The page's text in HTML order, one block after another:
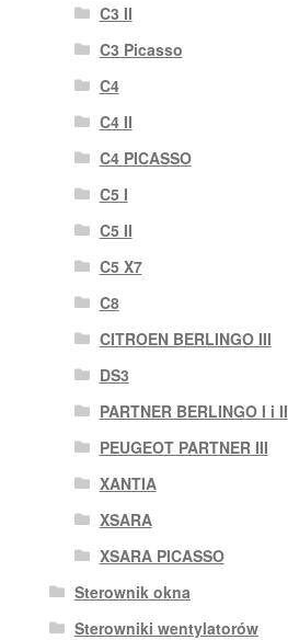
C3 II
C3 Picasso
C4
C4 II
C4 PICASSO
C5 I
C5 II
C5 X7
C8
CITROEN BERLINGO III
DS3
PARTNER BERLINGO I i II
PEUGEOT PARTNER III
XANTIA
XSARA
XSARA PICASSO
Sterownik okna
Sterowniki wentylatorów